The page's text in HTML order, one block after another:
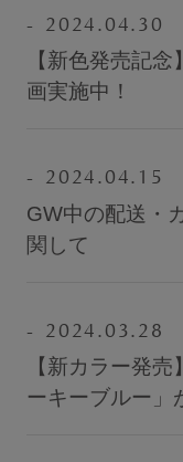
人気ランキ
ナイトブラ
ノンワイヤ
カテゴリを探す
ブラトップ
2024.04.30
【新色発売記
画実施中！
2024.04.15
GW中の配送・
関して
2024.03.28
【新カラー発
ーキーブルー」